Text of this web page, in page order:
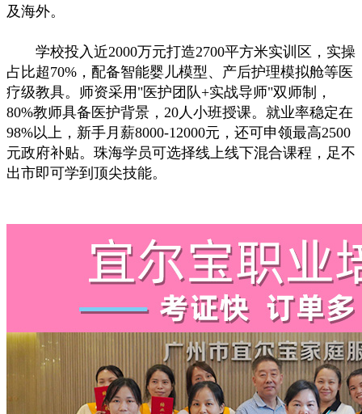
及海外。
学校投入近2000万元打造2700平方米实训区，实操
占比超70%，配备智能婴儿模型、产后护理模拟舱等医
疗级教具。师资采用"医护团队+实战导师"双师制，
80%教师具备医护背景，20人小班授课。就业率稳定在
98%以上，新手月薪8000-12000元，还可申领最高2500
元政府补贴。珠海学员可选择线上线下混合课程，足不
出市即可学到顶尖技能。